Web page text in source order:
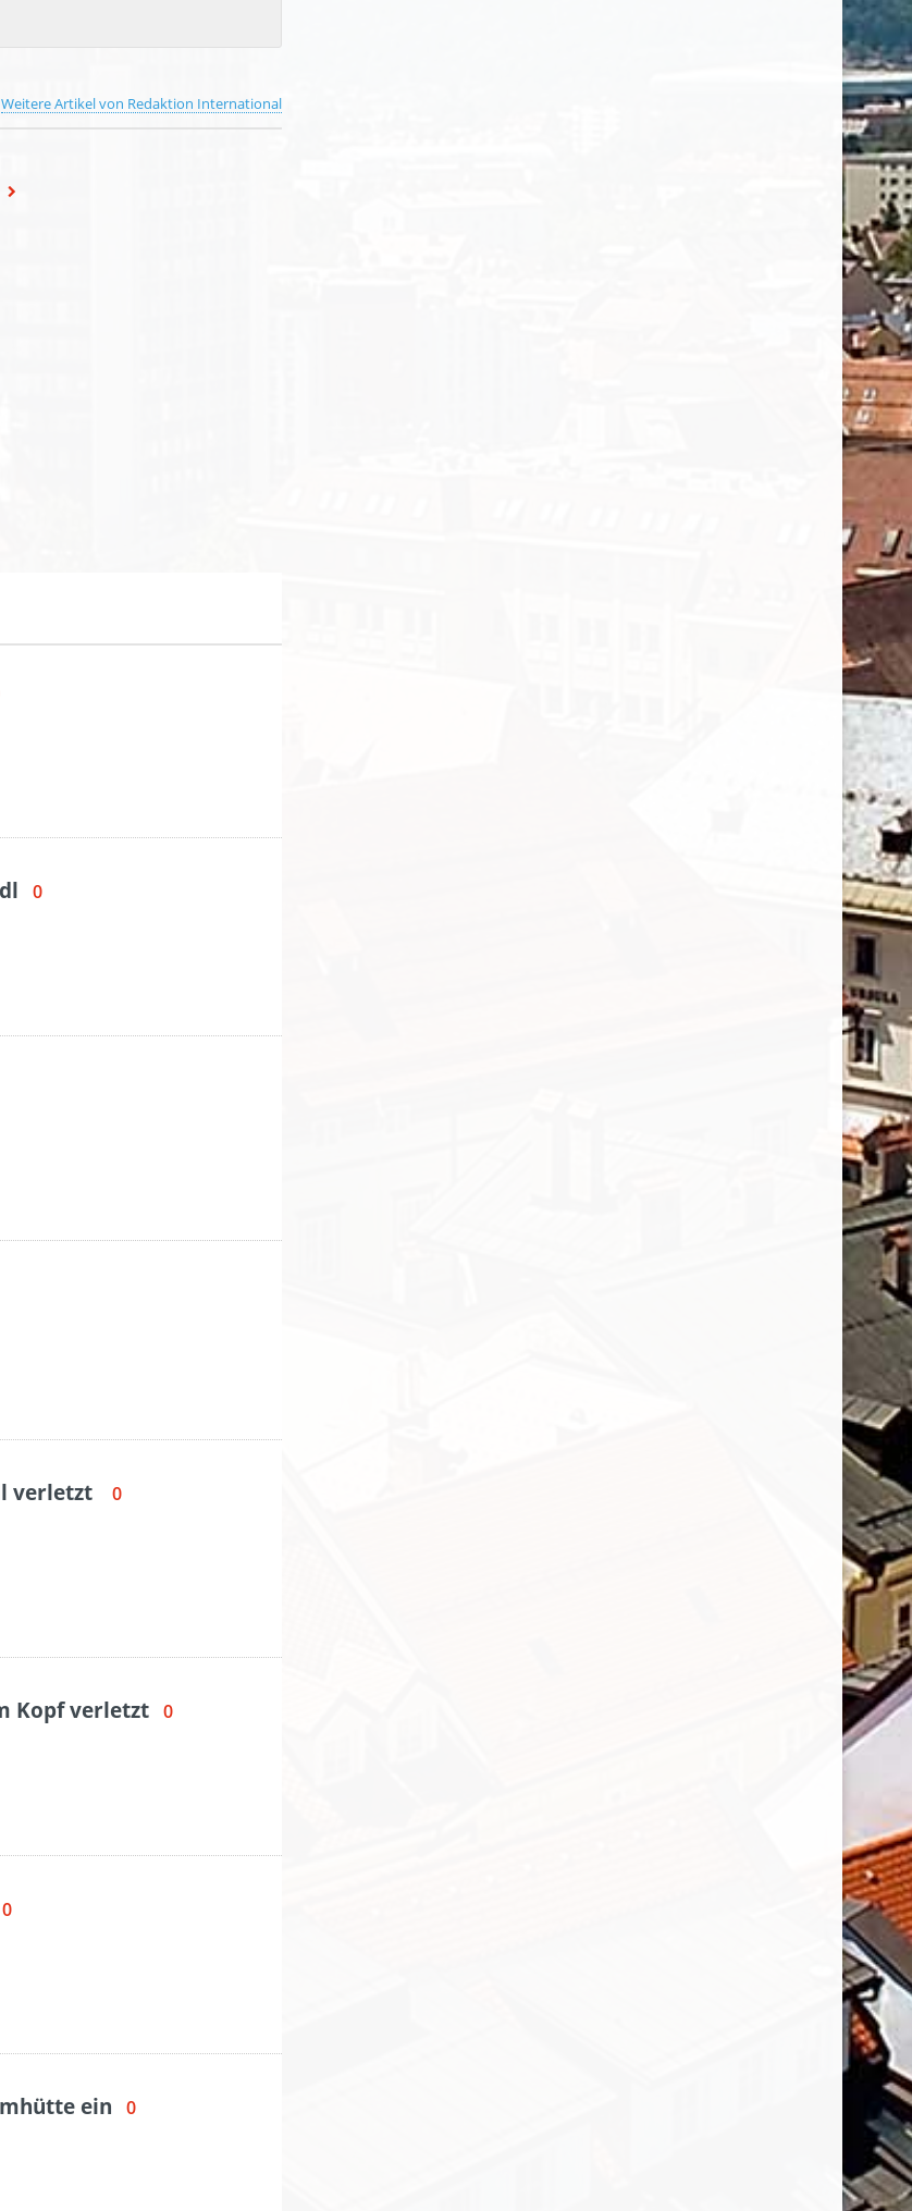
Weitere Artikel von Redaktion International